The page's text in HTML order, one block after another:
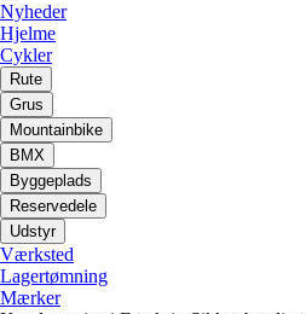
Nyheder
Hjelme
Cykler
Rute
Grus
Mountainbike
BMX
Byggeplads
Reservedele
Udstyr
Værksted
Lagertømning
Mærker